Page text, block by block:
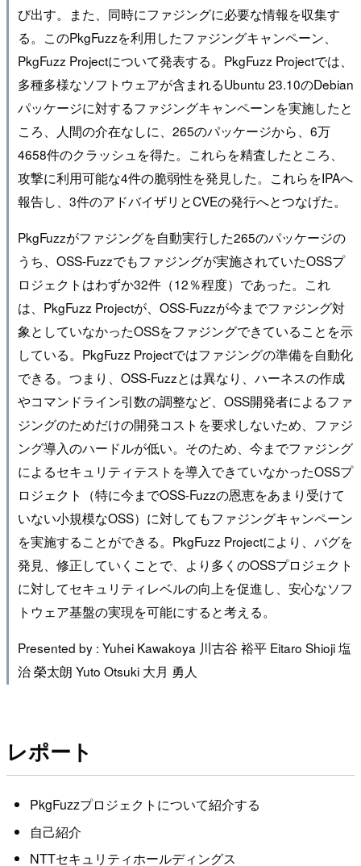
び出す。また、同時にファジングに必要な情報を収集す
る。このPkgFuzzを利用したファジングキャンペーン、
PkgFuzz Projectについて発表する。PkgFuzz Projectでは、
多種多様なソフトウェアが含まれるUbuntu 23.10のDebian
パッケージに対するファジングキャンペーンを実施したと
ころ、人間の介在なしに、265のパッケージから、6万
4658件のクラッシュを得た。これらを精査したところ、
攻撃に利用可能な4件の脆弱性を発見した。これらをIPAへ
報告し、3件のアドバイザリとCVEの発行へとつなげた。
PkgFuzzがファジングを自動実行した265のパッケージの
うち、OSS-Fuzzでもファジングが実施されていたOSSプ
ロジェクトはわずか32件（12％程度）であった。これ
は、PkgFuzz Projectが、OSS-Fuzzが今までファジング対
象としていなかったOSSをファジングできていることを示
している。PkgFuzz Projectではファジングの準備を自動化
できる。つまり、OSS-Fuzzとは異なり、ハーネスの作成
やコマンドライン引数の調整など、OSS開発者によるファ
ジングのためだけの開発コストを要求しないため、ファジ
ング導入のハードルが低い。そのため、今までファジング
によるセキュリティテストを導入できていなかったOSSプ
ロジェクト（特に今までOSS-Fuzzの恩恵をあまり受けて
いない小規模なOSS）に対してもファジングキャンペーン
を実施することができる。PkgFuzz Projectにより、バグを
発見、修正していくことで、より多くのOSSプロジェクト
に対してセキュリティレベルの向上を促進し、安心なソフ
トウェア基盤の実現を可能にすると考える。
Presented by : Yuhei Kawakoya 川古谷 裕平 Eitaro Shioji 塩
治 榮太朗 Yuto Otsuki 大月 勇人
レポート
PkgFuzzプロジェクトについて紹介する
自己紹介
NTTセキュリティホールディングス